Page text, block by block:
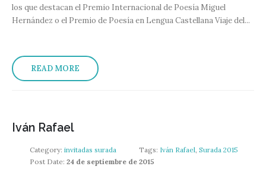
los que destacan el Premio Internacional de Poesía Miguel
Hernández o el Premio de Poesía en Lengua Castellana Viaje del...
READ MORE
Iván Rafael
Category: invitadas surada Tags: Iván Rafael, Surada 2015
Post Date: 24 de septiembre de 2015